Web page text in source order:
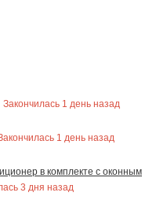
Закончилась 1 день назад
1 день назад
в комплекте с оконным
3 дня назад